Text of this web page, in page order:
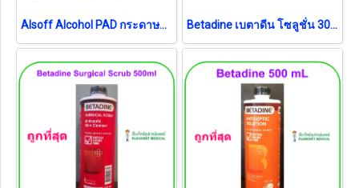
Alsoff Alcohol PAD กระดาษชุบเอทิลแอลกอฮอล์ 70% (exp 03-2028) Betadine เบตาดีน โซลูชั่น 30 ml (exp 02-2031) (1 ขวด)